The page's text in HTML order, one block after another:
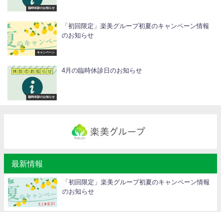
臨時休診のお知らせ
キャンペーン
「初回限定」楽美グループ初夏のキャンペーン情報
のお知らせ
臨時休診のお知らせ
4月の臨時休診日のお知らせ
最新情報
「初回限定」楽美グループ初夏のキャンペーン情報
のお知らせ